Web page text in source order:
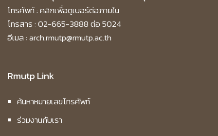
โทรศัพท์ :คลิกเพื่อดูเบอร์ต่อภายใน
โทรสาร : 02-665-3888 ต่อ 5024
อีเมล : arch.rmutp@rmutp.ac.th
Rmutp Link
ค้นหาหมายเลขโทรศัพท์
ร่วมงานกับเรา